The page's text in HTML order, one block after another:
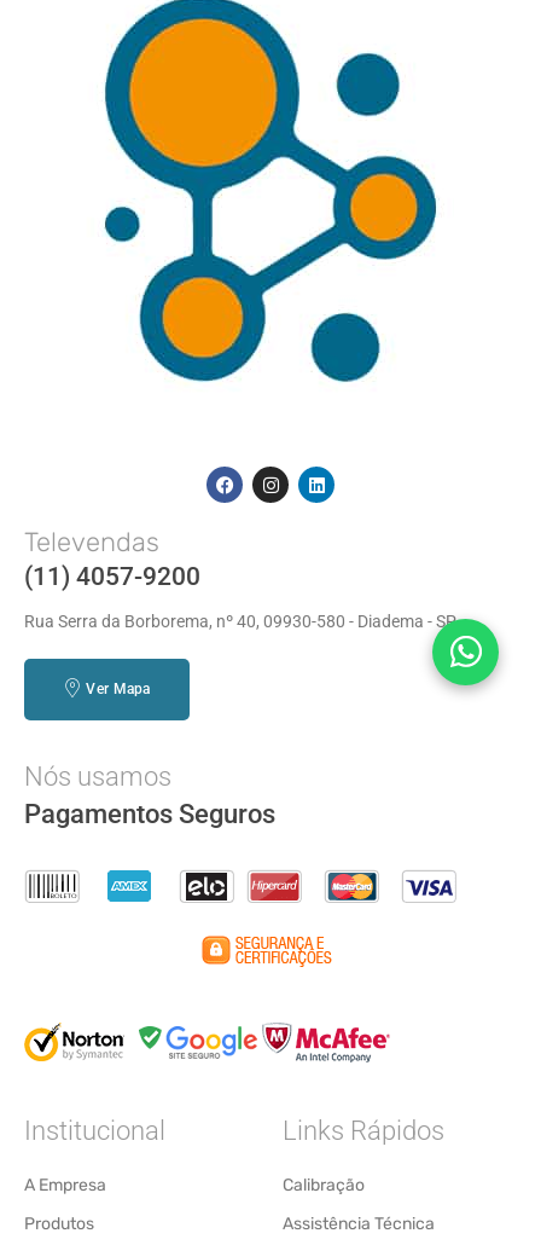
Televendas
(11) 4057-9200
Rua Serra da Borborema, nº 40, 09930-580 - Diadema - SP
Ver Mapa
Nós usamos
Pagamentos Seguros
Institucional
A Empresa
Produtos
Links Rápidos
Calibração
Assistência Técnica